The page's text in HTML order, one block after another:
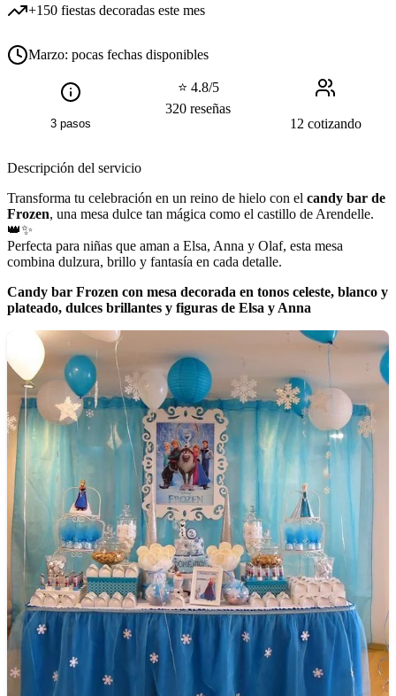
+150 fiestas decoradas este mes
Marzo: pocas fechas disponibles
3 pasos
⭐ 4.8/5
320 reseñas
12 cotizando
Descripción del servicio
Transforma tu celebración en un reino de hielo con el candy bar de
Frozen, una mesa dulce tan mágica como el castillo de Arendelle.
👑✨
Perfecta para niñas que aman a Elsa, Anna y Olaf, esta mesa
combina dulzura, brillo y fantasía en cada detalle.
Candy bar Frozen con mesa decorada en tonos celeste, blanco y
plateado, dulces brillantes y figuras de Elsa y Anna